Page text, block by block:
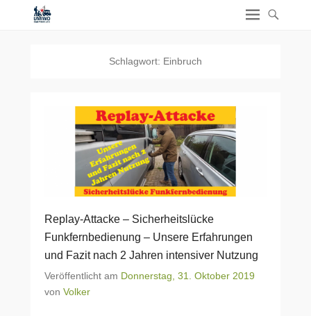
Schlagwort: Einbruch
Replay-Attacke – Sicherheitslücke
Funkfernbedienung – Unsere Erfahrungen
und Fazit nach 2 Jahren intensiver Nutzung
Veröffentlicht am Donnerstag, 31. Oktober 2019
von Volker